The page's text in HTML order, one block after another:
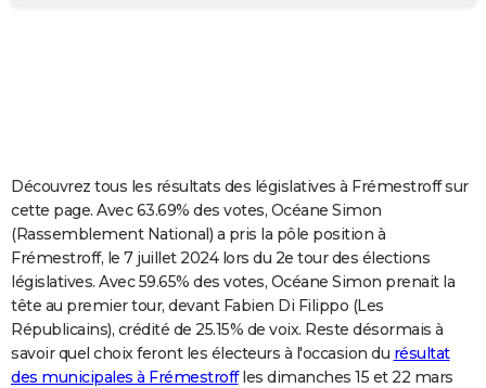
Carte de Noël
Carte Bonne année
Carte Saint-Valentin
Carte Pâques
Carte d'anniversaire
DICTIONNAIRE
Dictionnaire
Biographies
Citations
Expressions
Proverbes
COPAINS D'AVANT
S'inscrire
Se connecter
Lycées
Collèges
Primaires
Universités
Entreprises
Service militaire
Avis de recherche
AVIS DE DÉCÈS
FORUM
Découvrez tous les résultats des législatives à Frémestroff sur
cette page. Avec 63.69% des votes, Océane Simon
(Rassemblement National) a pris la pôle position à
Frémestroff, le 7 juillet 2024 lors du 2e tour des élections
législatives. Avec 59.65% des votes, Océane Simon prenait la
tête au premier tour, devant Fabien Di Filippo (Les
Républicains), crédité de 25.15% de voix. Reste désormais à
savoir quel choix feront les électeurs à l'occasion du résultat
des municipales à Frémestroffles dimanches 15 et 22 mars